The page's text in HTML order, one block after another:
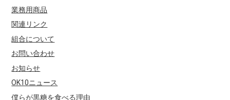
業務用商品
関連リンク
組合について
お問い合わせ
お知らせ
OK10ニュース
僕らが黒糖を食べる理由